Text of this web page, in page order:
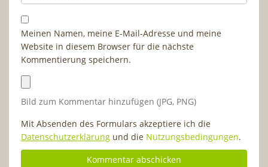
Meinen Namen, meine E-Mail-Adresse und meine
Website in diesem Browser für die nächste
Kommentierung speichern.
Bild zum Kommentar hinzufügen (JPG, PNG)
Mit Absenden des Formulars akzeptiere ich die
Datenschutzerklärung und die Nutzungsbedingungen.